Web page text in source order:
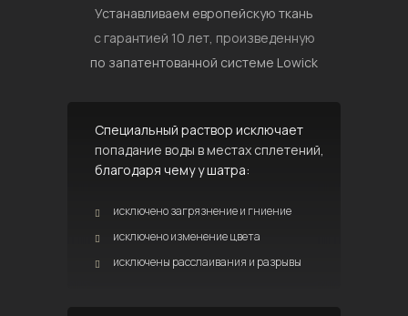
Устанавливаем европейскую ткань
с гарантией 10 лет, произведенную
по запатентованной системе Lowick
Специальный раствор исключает
попадание воды в местах сплетений,
благодаря чему у шатра:
исключено загрязнение и гниение
исключено изменение цвета
исключены расслаивания и разрывы